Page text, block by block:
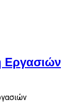
Εργασιών